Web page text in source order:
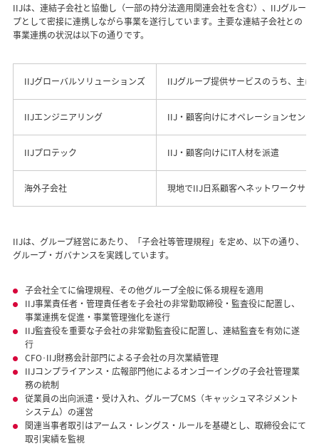
IIJは、連結子会社と協働し（一部の持分法適用関連会社を含む）、IIJグルー
プとして密接に連携しながら事業を遂行しています。主要な連結子会社との
事業連携の状況は以下の通りです。
IIJグローバルソリューションズ IIJグループ提供サービスのうち、主に
IIJエンジニアリング IIJ・顧客向けにオペレーションセン
IIJプロテック IIJ・顧客向けにIT人材を派遣
海外子会社 現地でIIJ日系顧客へネットワークサー
IIJは、グループ経営にあたり、「子会社等管理規程」を定め、以下の通り、
グループ・ガバナンスを実践しています。
子会社全てに倫理規程、その他グループ全般に係る規程を適用
IIJ事業責任者・管理責任者を子会社の非常勤取締役・監査役に配置し、
事業連携を促進・事業管理強化を遂行
IIJ監査役を重要な子会社の非常勤監査役に配置し、連結監査を有効に遂
行
CFO･IIJ財務会計部門による子会社の月次業績管理
IIJコンプライアンス・広報部門他によるオンゴーイングの子会社管理業
務の統制
従業員の出向派遣・受け入れ、グループCMS（キャッシュマネジメント
システム）の運営
関連当事者取引はアームス・レングス・ルールを基礎とし、取締役会にて
取引実績を監視